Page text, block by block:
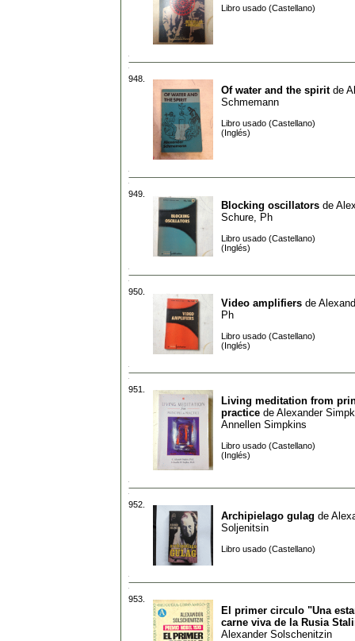
Libro usado (Castellano)
948.
Of water and the spiritde
Schmemann
Libro usado (Castellano)
(Inglés)
949.
Blocking oscillators de
Schure, Ph
Libro usado (Castellano)
(Inglés)
950.
Video amplifiers de
Ph
Libro usado (Castellano)
(Inglés)
951.
Living meditation from
practice de Alexander
Annellen Simpkins
Libro usado (Castellano)
(Inglés)
952.
Archipielago gulag de
Soljenitsin
Libro usado (Castellano)
953.
El primer circulo "Una
carne viva de la Rusia
Alexander Solschenitzin